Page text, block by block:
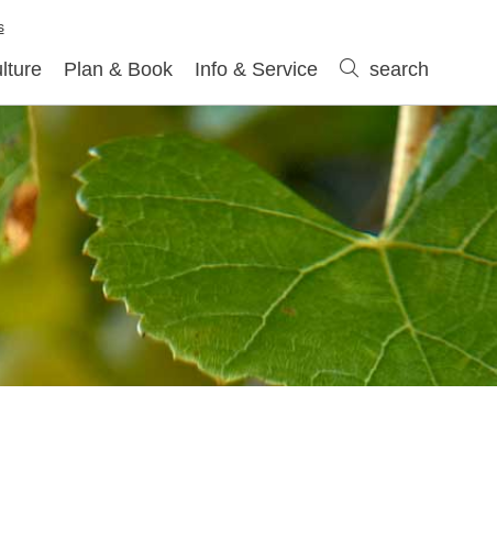
Plan & Book Info & Service search